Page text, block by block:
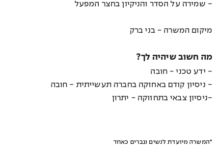
- שמירה על הסדר והניקיון בחצר המפעל
מיקום המשרה - בני ברק
מה חשוב שיהיה לך?
- ידע טכני - חובה
- ניסיון קודם באחזקה בחברה תעשייתית - חובה
-ניסיון צבאי בתחזוקה - יתרון
*המשרה מיועדת לנשים וגברים כאחד